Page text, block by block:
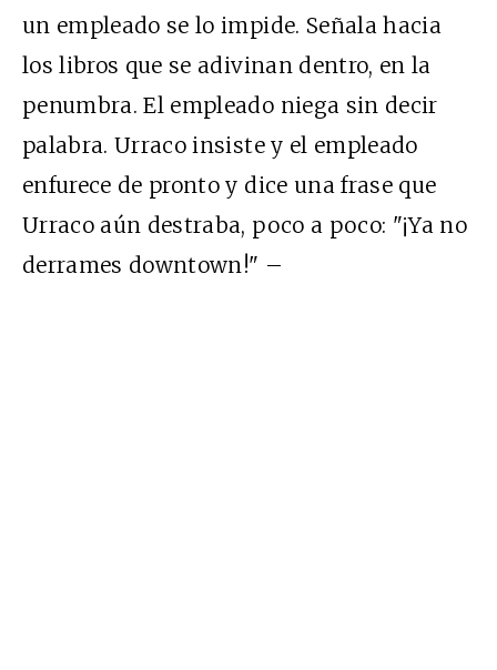
un empleado se lo impide. Señala hacia
los libros que se adivinan dentro, en la
penumbra. El empleado niega sin decir
palabra. Urraco insiste y el empleado
enfurece de pronto y dice una frase que
Urraco aún destraba, poco a poco: "¡Ya no
derrames downtown!" –